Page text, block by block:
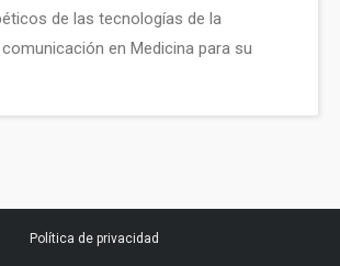
de las tecnologías de la
en Medicina para su
Política de privacidad